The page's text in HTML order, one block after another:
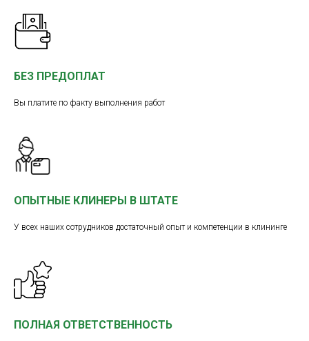
БЕЗ ПРЕДОПЛАТ
Вы платите по факту выполнения работ
ОПЫТНЫЕ КЛИНЕРЫ В ШТАТЕ
У всех наших сотрудников достаточный опыт и компетенции в клининге
ПОЛНАЯ ОТВЕТСТВЕННОСТЬ